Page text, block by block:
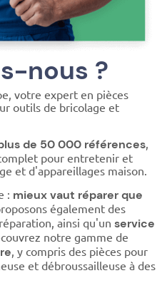
nous ?
votre expert en pièces
outils de bricolage et
de 50 000 références,
pour entretenir et
et d'appareillages maison.
: mieux vaut réparer que
également des
ainsi qu'un service
notre gamme de
, y compris des pièces pour
et débroussailleuse à des